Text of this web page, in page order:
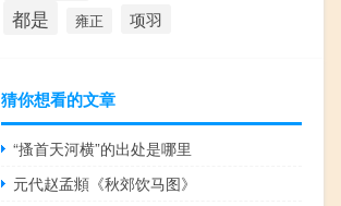
都是 雍正 项羽
猜你想看的文章
“搔首天河横”的出处是哪里
元代赵孟頫《秋郊饮马图》